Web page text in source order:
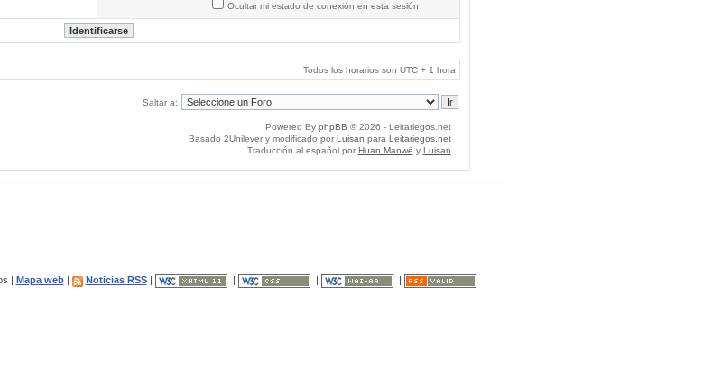
Ocultar mi estado de conexión en esta sesión
Todos los horarios son UTC + 1 hora
Saltar a:
Powered By phpBB © 2026 - Leitariegos.net
Basado 2Unilever y modificado por Luisan para Leitariegos.net
Traducción al español por Huan Manwë y Luisan
| Mapa web| Noticias RSS|